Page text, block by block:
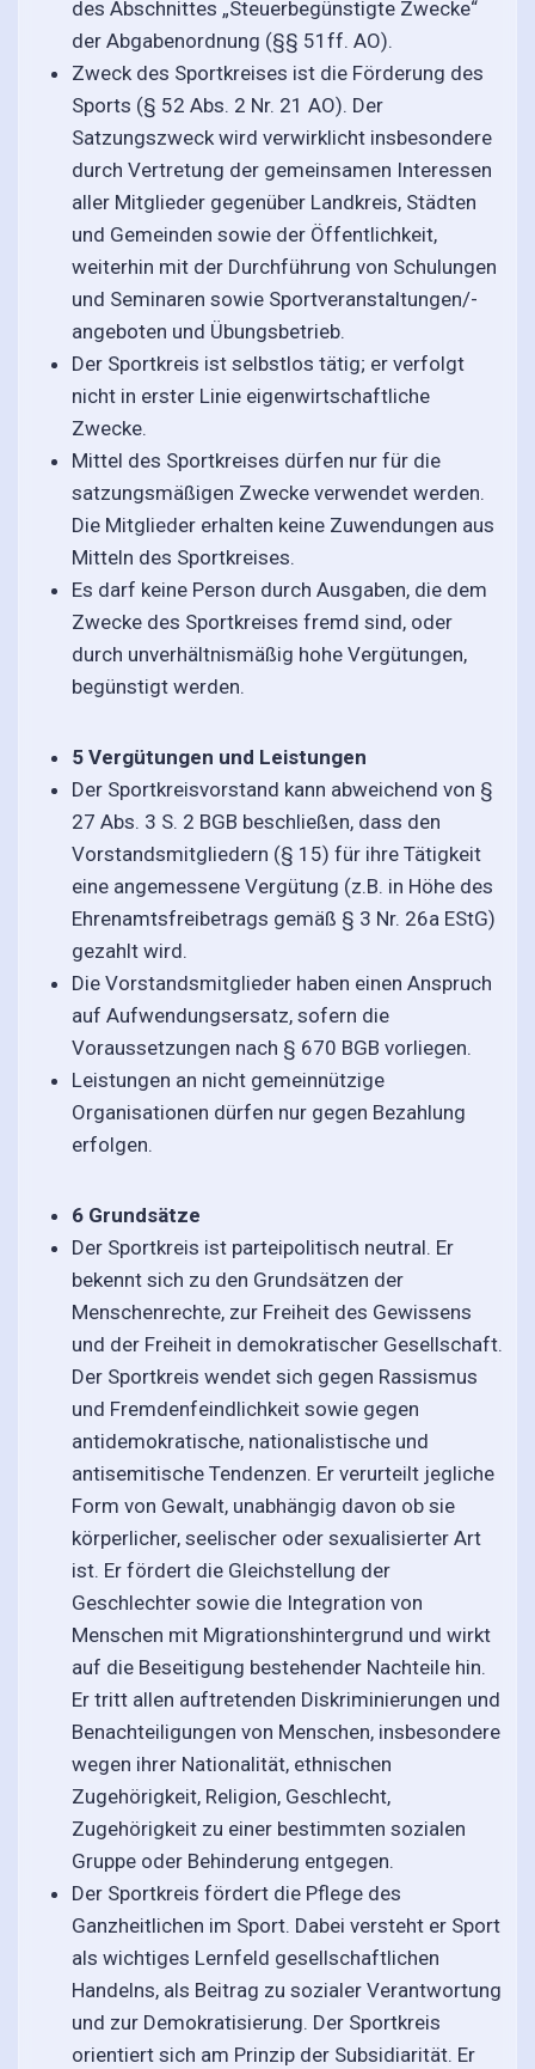
des Abschnittes „Steuerbegünstigte Zwecke“
der Abgabenordnung (§§ 51ff. AO).
Zweck des Sportkreises ist die Förderung des
Sports (§ 52 Abs. 2 Nr. 21 AO). Der
Satzungszweck wird verwirklicht insbesondere
durch Vertretung der gemeinsamen Interessen
aller Mitglieder gegenüber Landkreis, Städten
und Gemeinden sowie der Öffentlichkeit,
weiterhin mit der Durchführung von Schulungen
und Seminaren sowie Sportveranstaltungen/-
angeboten und Übungsbetrieb.
Der Sportkreis ist selbstlos tätig; er verfolgt
nicht in erster Linie eigenwirtschaftliche
Zwecke.
Mittel des Sportkreises dürfen nur für die
satzungsmäßigen Zwecke verwendet werden.
Die Mitglieder erhalten keine Zuwendungen aus
Mitteln des Sportkreises.
Es darf keine Person durch Ausgaben, die dem
Zwecke des Sportkreises fremd sind, oder
durch unverhältnismäßig hohe Vergütungen,
begünstigt werden.
5 Vergütungen und Leistungen
Der Sportkreisvorstand kann abweichend von §
27 Abs. 3 S. 2 BGB beschließen, dass den
Vorstandsmitgliedern (§ 15) für ihre Tätigkeit
eine angemessene Vergütung (z.B. in Höhe des
Ehrenamtsfreibetrags gemäß § 3 Nr. 26a EStG)
gezahlt wird.
Die Vorstandsmitglieder haben einen Anspruch
auf Aufwendungsersatz, sofern die
Voraussetzungen nach § 670 BGB vorliegen.
Leistungen an nicht gemeinnützige
Organisationen dürfen nur gegen Bezahlung
erfolgen.
6 Grundsätze
Der Sportkreis ist parteipolitisch neutral. Er
bekennt sich zu den Grundsätzen der
Menschenrechte, zur Freiheit des Gewissens
und der Freiheit in demokratischer Gesellschaft.
Der Sportkreis wendet sich gegen Rassismus
und Fremdenfeindlichkeit sowie gegen
antidemokratische, nationalistische und
antisemitische Tendenzen. Er verurteilt jegliche
Form von Gewalt, unabhängig davon ob sie
körperlicher, seelischer oder sexualisierter Art
ist. Er fördert die Gleichstellung der
Geschlechter sowie die Integration von
Menschen mit Migrationshintergrund und wirkt
auf die Beseitigung bestehender Nachteile hin.
Er tritt allen auftretenden Diskriminierungen und
Benachteiligungen von Menschen, insbesondere
wegen ihrer Nationalität, ethnischen
Zugehörigkeit, Religion, Geschlecht,
Zugehörigkeit zu einer bestimmten sozialen
Gruppe oder Behinderung entgegen.
Der Sportkreis fördert die Pflege des
Ganzheitlichen im Sport. Dabei versteht er Sport
als wichtiges Lernfeld gesellschaftlichen
Handelns, als Beitrag zu sozialer Verantwortung
und zur Demokratisierung. Der Sportkreis
orientiert sich am Prinzip der Subsidiarität. Er